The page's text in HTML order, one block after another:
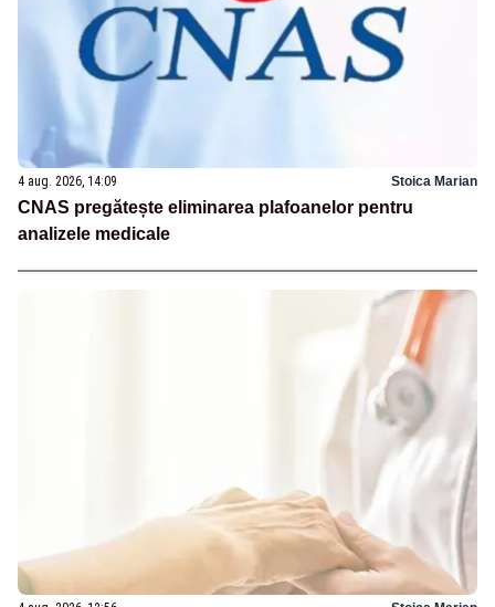
4 aug. 2026, 14:09 Stoica Marian
CNAS pregătește eliminarea plafoanelor pentru
analizele medicale